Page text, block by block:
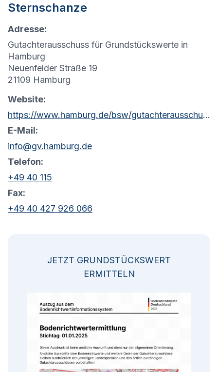
Sternschanze
Adresse:
Gutachterausschuss für Grundstückswerte in
Hamburg
Neuenfelder Straße 19
21109 Hamburg
Website:
https://www.hamburg.de/bsw/gutachterausschuss
E-Mail:
info@gv.hamburg.de
Telefon:
+49 40 115
Fax:
+49 40 427 926 066
JETZT GRUNDSTÜCKSWERT
ERMITTELN